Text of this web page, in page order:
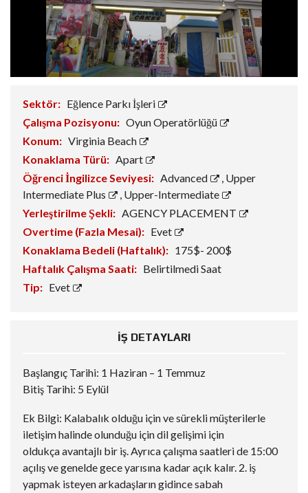
Sektör: Eğlence Parkı İşleri
Çalışma Pozisyonu: Oyun Operatörlüğü
Konum: Virginia Beach
Konaklama Türü: Apart
Öğrenci İngilizce Seviyesi: Advanced , Upper
Intermediate Plus
, Upper-Intermediate
Yerleştirilme Şekli: AGENCY PLACEMENT
Overtime (Fazla Mesai): Evet
Konaklama Bedeli (Haftalık): 175$- 200$
Haftalık Çalışma Saati: Belirtilmedi Saat
Tip: Evet
İŞ DETAYLARI
Başlangıç Tarihi: 1 Haziran – 1 Temmuz
Bitiş Tarihi: 5 Eylül
Ek Bilgi: Kalabalık olduğu için ve sürekli müşterilerle
iletişim halinde olunduğu için dil gelişimi için
oldukça avantajlı bir iş. Ayrıca çalışma saatleri de 15:00
açılış ve genelde gece yarısına kadar açık kalır. 2. iş
yapmak isteyen arkadaşların gidince sabah